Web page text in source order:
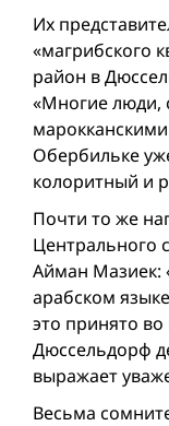
Их
«магрибского
район в
«Многие люди,
Обербильке
колоритный и
Почти то же
Центрального
Айман Мазиек:
арабском
это принято
Дюссельдорф
выражает
Весьма